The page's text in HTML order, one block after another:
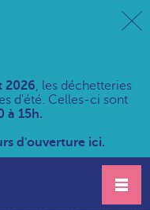
2026, les déchetteries
d'été. Celles-ci sont
à 15h.
d'ouverture ici.